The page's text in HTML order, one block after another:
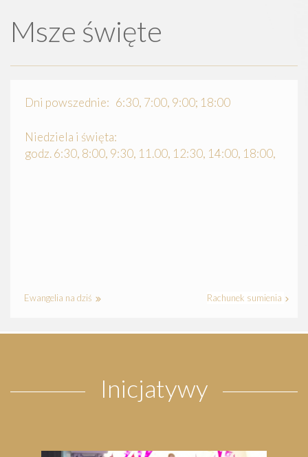
Msze święte
Dni powszednie: 6:30, 7:00, 9:00; 18:00
Niedziela i święta:
godz. 6:30, 8:00, 9:30, 11.00, 12:30, 14:00, 18:00,
Ewangelia na dziś Rachunek sumienia
Inicjatywy